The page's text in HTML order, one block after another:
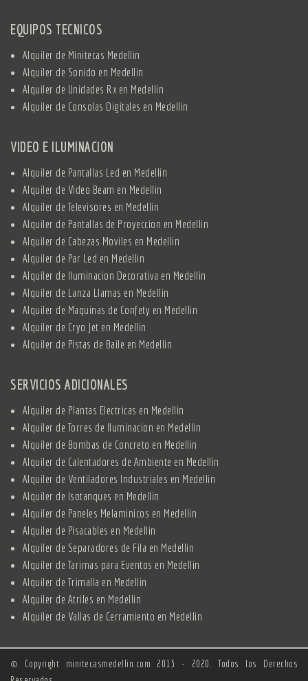
EQUIPOS TECNICOS
Alquiler de Minitecas Medellin
Alquiler de Sonido en Medellin
Alquiler de Unidades Rx en Medellin
Alquiler de Consolas Digitales en Medellin
VIDEO E ILUMINACION
Alquiler de Pantallas Led en Medellin
Alquiler de Video Beam en Medellin
Alquiler de Televisores en Medellin
Alquiler de Pantallas de Proyeccion en Medellin
Alquiler de Cabezas Moviles en Medellin
Alquiler de Par Led en Medellin
Alquiler de Iluminacion Decorativa en Medellin
Alquiler de Lanza Llamas en Medellin
Alquiler de Maquinas de Confety en Medellin
Alquiler de Cryo Jet en Medellin
Alquiler de Pistas de Baile en Medellin
SERVICIOS ADICIONALES
Alquiler de Plantas Electricas en Medellin
Alquiler de Torres de Iluminacion en Medellin
Alquiler de Bombas de Concreto en Medellin
Alquiler de Calentadores de Ambiente en Medellin
Alquiler de Ventiladores Industriales en Medellin
Alquiler de Isotanques en Medellin
Alquiler de Paneles Melaminicos en Medellin
Alquiler de Pisacables en Medellin
Alquiler de Separadores de Fila en Medellin
Alquiler de Tarimas para Eventos en Medellin
Alquiler de Trimalla en Medellin
Alquiler de Atriles en Medellin
Alquiler de Vallas de Cerramiento en Medellin
© Copyright minitecasmedellin.com 2013 - 2020. Todos los Derechos